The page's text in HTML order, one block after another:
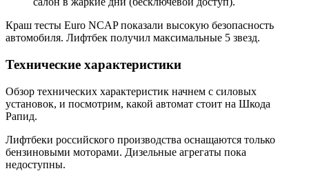
Краш тесты Euro NCAP показали высокую безопасность
автомобиля. Лифтбек получил максимальные 5 звезд.
Технические характеристики
Обзор технических характеристик начнем с силовых
установок, и посмотрим, какой автомат стоит на Шкода
Рапид.
Лифтбеки российского производства оснащаются только
бензиновыми моторами. Дизельные агрегаты пока
недоступны.